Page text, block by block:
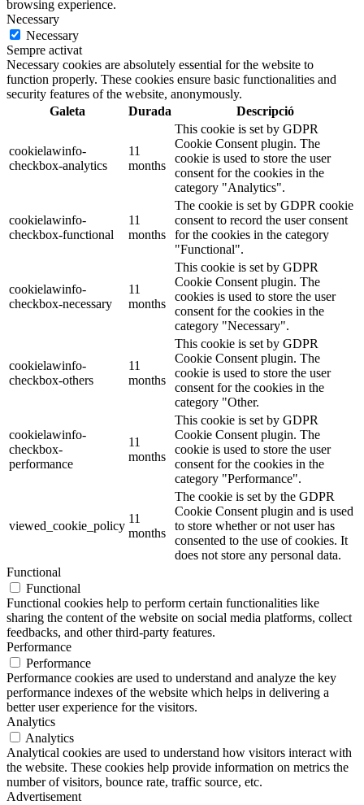
browsing experience.
Necessary
Necessary
Sempre activat
Necessary cookies are absolutely essential for the website to
function properly. These cookies ensure basic functionalities and
security features of the website, anonymously.
Galeta
Durada Descripció
cookielawinfo-
checkbox-analytics
11
months
This cookie is set by GDPR
Cookie Consent plugin. The
cookie is used to store the user
consent for the cookies in the
category "Analytics".
cookielawinfo-
checkbox-functional
11
months
The cookie is set by GDPR cookie
consent to record the user consent
for the cookies in the category
"Functional".
cookielawinfo-
checkbox-necessary
11
months
This cookie is set by GDPR
Cookie Consent plugin. The
cookies is used to store the user
consent for the cookies in the
category "Necessary".
cookielawinfo-
checkbox-others
11
months
This cookie is set by GDPR
Cookie Consent plugin. The
cookie is used to store the user
consent for the cookies in the
category "Other.
cookielawinfo-
checkbox-
performance
11
months
This cookie is set by GDPR
Cookie Consent plugin. The
cookie is used to store the user
consent for the cookies in the
category "Performance".
viewed_cookie_policy
11
months
The cookie is set by the GDPR
Cookie Consent plugin and is used
to store whether or not user has
consented to the use of cookies. It
does not store any personal data.
Functional
Functional
Functional cookies help to perform certain functionalities like
sharing the content of the website on social media platforms, collect
feedbacks, and other third-party features.
Performance
Performance
Performance cookies are used to understand and analyze the key
performance indexes of the website which helps in delivering a
better user experience for the visitors.
Analytics
Analytics
Analytical cookies are used to understand how visitors interact with
the website. These cookies help provide information on metrics the
number of visitors, bounce rate, traffic source, etc.
Advertisement